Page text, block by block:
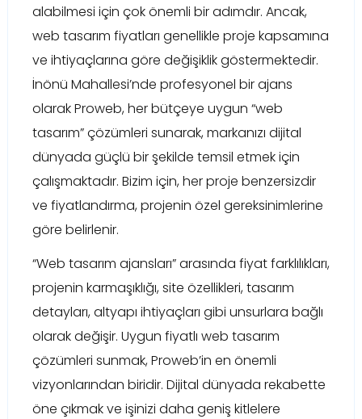
alabilmesi için çok önemli bir adımdır. Ancak,
web tasarım fiyatları genellikle proje kapsamına
ve ihtiyaçlarına göre değişiklik göstermektedir.
İnönü Mahallesi’nde profesyonel bir ajans
olarak Proweb, her bütçeye uygun “web
tasarım” çözümleri sunarak, markanızı dijital
dünyada güçlü bir şekilde temsil etmek için
çalışmaktadır. Bizim için, her proje benzersizdir
ve fiyatlandırma, projenin özel gereksinimlerine
göre belirlenir.
“Web tasarım ajansları” arasında fiyat farklılıkları,
projenin karmaşıklığı, site özellikleri, tasarım
detayları, altyapı ihtiyaçları gibi unsurlara bağlı
olarak değişir. Uygun fiyatlı web tasarım
çözümleri sunmak, Proweb’in en önemli
vizyonlarından biridir. Dijital dünyada rekabette
öne çıkmak ve işinizi daha geniş kitlelere